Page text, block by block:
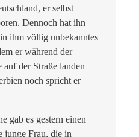
er selbst
Dennoch hat ihn
ihm völlig unbekanntes
er während der
auf der Straße landen
noch spricht er
gab es gestern einen
junge Frau, die in